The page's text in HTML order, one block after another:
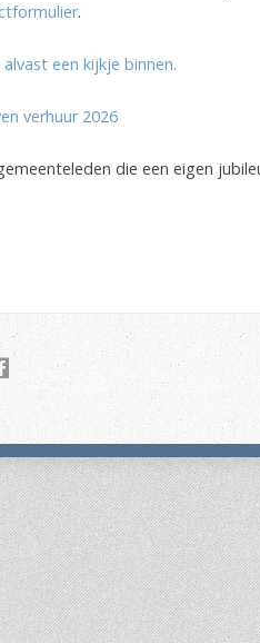
.
een kijkje binnen.
verhuur 2026
die een eigen